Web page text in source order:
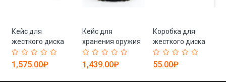
Кейс для
жесткого диска
защитный
прочный высокого
1,575.00₽
Кейс для
хранения оружия
с жестким
корпусом и
1,439.00₽
Коробка для
жесткого диска
пылезащитная
маленькая (арт.
55.00₽